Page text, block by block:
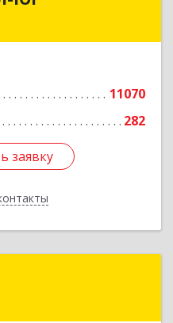
11070
282
заявку
Подробнее
заявку